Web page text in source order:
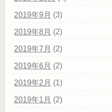
2019年9月 (3)
2019年8月 (2)
2019年7月 (2)
2019年6月 (2)
2019年2月 (1)
2019年1月 (2)